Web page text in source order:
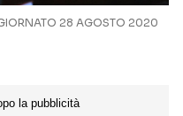
28 AGOSTO 2020